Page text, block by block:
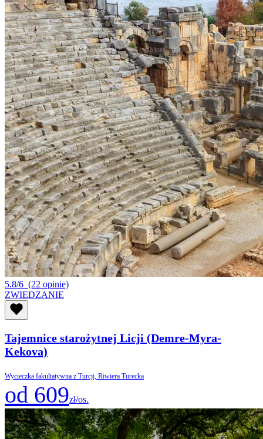
5.8/6 (22 opinie)
ZWIEDZANIE
Tajemnice starożytnej Licji (Demre-Myra-
Kekova)
Wycieczka fakultatywna z Turcji, Riwiera Turecka
od 609zł/os.